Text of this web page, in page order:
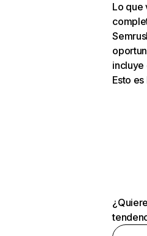
Lo que
incluye
Esto